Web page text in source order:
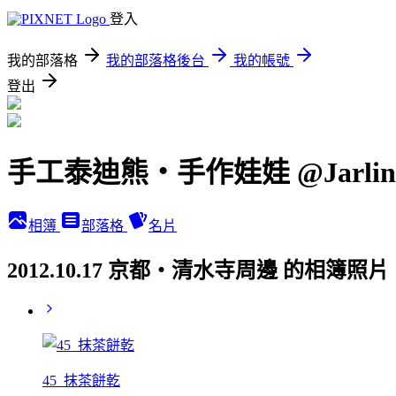
登入
我的部落格 我的部落格後台
我的帳號
登出
手工泰迪熊‧手作娃娃
相簿 部落格 名片
2012.10.17 京都‧清水寺周邊 的相簿照片
45_抹茶餅乾